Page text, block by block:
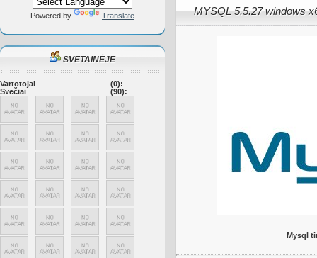
Powered by Translate
SVETAINĖJE
Vartotojai
(0):
Svečiai
(90):
MYSQL 5.5.27 windows
Mysql